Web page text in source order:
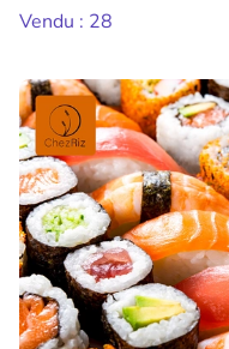
Vendu : 28